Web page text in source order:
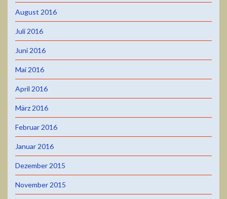
August 2016
Juli 2016
Juni 2016
Mai 2016
April 2016
März 2016
Februar 2016
Januar 2016
Dezember 2015
November 2015